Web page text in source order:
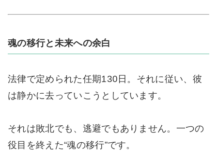
魂の移行と未来への余白
法律で定められた任期130日。それに従い、彼
は静かに去っていこうとしています。
それは敗北でも、逃避でもありません。一つの
役目を終えた“魂の移行”です。